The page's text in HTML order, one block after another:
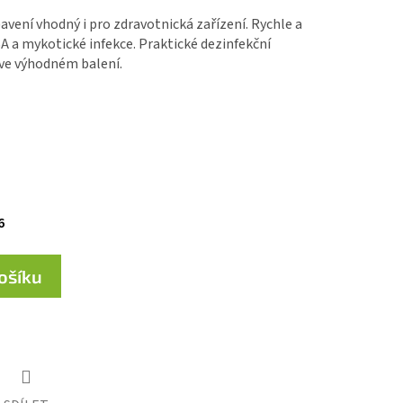
vhodný i pro zdravotnická zařízení. Rychle a
a mykotické infekce. Praktické dezinfekční
výhodném balení.